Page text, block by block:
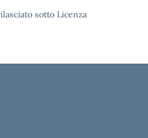
sotto Licenza